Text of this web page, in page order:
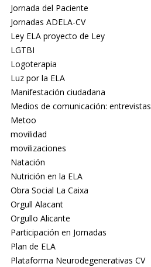
Jornada del Paciente
Jornadas ADELA-CV
Ley ELA proyecto de Ley
LGTBI
Logoterapia
Luz por la ELA
Manifestación ciudadana
Medios de comunicación: entrevistas
Metoo
movilidad
movilizaciones
Natación
Nutrición en la ELA
Obra Social La Caixa
Orgull Alacant
Orgullo Alicante
Participación en Jornadas
Plan de ELA
Plataforma Neurodegenerativas CV